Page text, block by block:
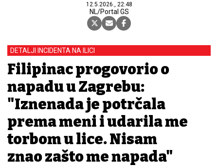
12.5.2026., 22:48
NL/Portal GS
DETALJI INCIDENTA NA ILICI
Filipinac progovorio o
napadu u Zagrebu:
"Iznenada je potrčala
prema meni i udarila me
torbom u lice. Nisam
znao zašto me napada"